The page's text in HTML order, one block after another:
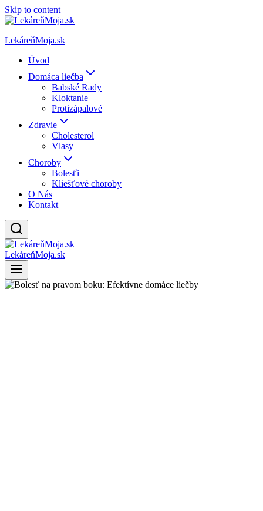
Skip to content
LekáreňMoja.sk
Úvod
Domáca liečba
Babské Rady
Kloktanie
Protizápalové
Zdravie
Cholesterol
Vlasy
Choroby
Bolesťi
Kliešťové choroby
O Nás
Kontakt
LekáreňMoja.sk